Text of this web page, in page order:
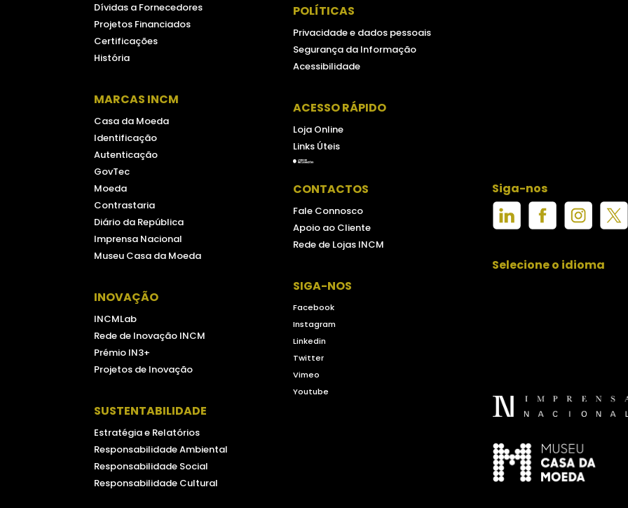
Dívidas a Fornecedores
Projetos Financiados
Certificações
História
MARCAS INCM
Casa da Moeda
Identificação
Autenticação
GovTec
Moeda
Contrastaria
Diário da República
Imprensa Nacional
Museu Casa da Moeda
INOVAÇÃO
INCMLab
Rede de Inovação INCM
Prémio IN3+
Projetos de Inovação
SUSTENTABILIDADE
Estratégia e Relatórios
Responsabilidade Ambiental
Responsabilidade Social
Responsabilidade Cultural
POLÍTICAS
Privacidade e dados pessoais
Segurança da Informação
Acessibilidade
ACESSO RÁPIDO
Loja Online
Links Úteis
CONTACTOS
Fale Connosco
Apoio ao Cliente
Rede de Lojas INCM
SIGA-NOS
Facebook
Instagram
Linkedin
Twitter
Vimeo
Youtube
Siga-nos
Selecione o idioma